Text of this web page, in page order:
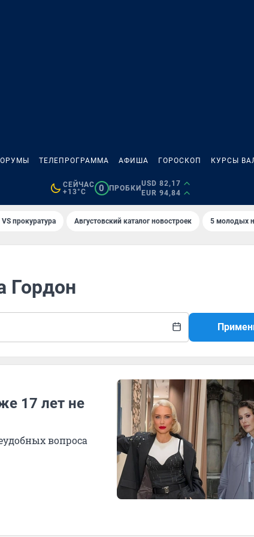
ТЕЛЕПРОГРАММА АФИША ГОРОСКОП КУРСЫ
СЕЙЧАС
+13°C
0 ПРОБКИ
USD 82,17
EUR 94,84
прокуратура Августовский каталог новостроек 5 молодых
Гордон
17 лет не
вопроса